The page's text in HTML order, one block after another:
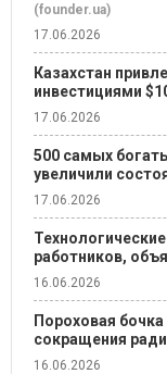
(founder.ua)
17.06.2026
Казахстан
инвестициями
17.06.2026
500 самых
увеличили
17.06.2026
работников,
16.06.2026
Пороховая
сокращения
16.06.2026